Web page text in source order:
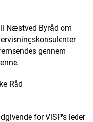
Næstved Byråd om
gennem
Råd
for ViSP's leder